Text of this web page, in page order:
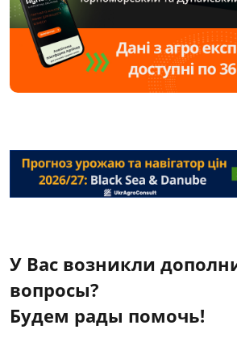
У Вас возникли
вопросы?
Будем рады помочь!